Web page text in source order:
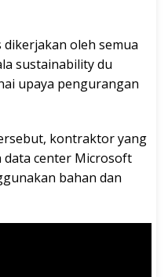
oleh semua
sustainability du
upaya pengurangan
kontraktor yang
center Microsoft
bahan dan